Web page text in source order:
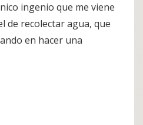
ingenio que me viene
de recolectar agua, que
en hacer una